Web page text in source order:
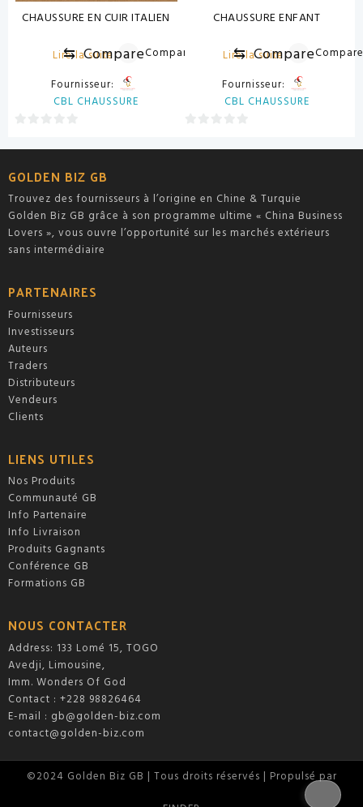
CHAUSSURE EN CUIR ITALIEN
Lire la suite
⇆ CompareCompare
Fournisseur:
CBL CHAUSSURE
sur
CHAUSSURE ENFANT
Lire la suite
⇆ Compare
Fournisseur:
CBL CHAUSSURE
sur
GOLDEN BIZ GB
Trouvez des fournisseurs à l’origine en Chine & Turquie
Golden Biz GB grâce à son programme ultime « China Business
Lovers », vous ouvre l’opportunité sur les marchés extérieurs
sans intermédiaire
PARTENAIRES
Fournisseurs
Investisseurs
Auteurs
Traders
Distributeurs
Vendeurs
Clients
LIENS UTILES
Nos Produits
Communauté GB
Info Partenaire
Info Livraison
Produits Gagnants
Conférence GB
Formations GB
NOUS CONTACTER
Address: 133 Lomé 15, TOGO
Avedji, Limousine,
Imm. Wonders Of God
Contact : +228 98826464
E-mail : gb@golden-biz.com
contact@golden-biz.com
©2024 Golden Biz GB | Tous droits réservés | Propulsé par